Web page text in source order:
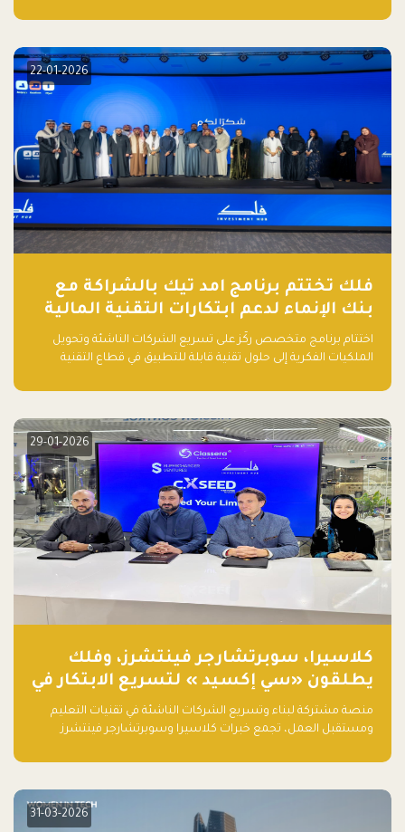
elevate your startup! Follow us @FalakHub
22-01-2026
فلك تختتم برنامج امد تيك بالشراكة مع
بنك الإنماء لدعم ابتكارات التقنية المالية
اختتام برنامج متخصص ركّز على تسريع الشركات الناشئة وتحويل
الملكيات الفكرية إلى حلول تقنية قابلة للتطبيق في قطاع التقنية
29-01-2026
كلاسيرا، سوبرتشارجر فينتشرز، وفلك
يطلقون «سي إكسيد » لتسريع الابتكار في
تقنيات التعليم ومستقبل العمل
منصة مشتركة لبناء وتسريع الشركات الناشئة في تقنيات التعليم
ومستقبل العمل، تجمع خبرات كلاسيرا وسوبرتشارجر فينتشرز
العالمية.
31-03-2026